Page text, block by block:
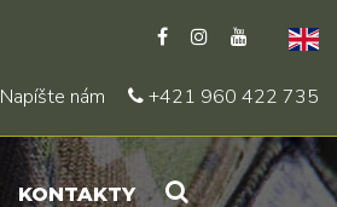
Napíšte nám +421 960 422 735
KONTAKTY